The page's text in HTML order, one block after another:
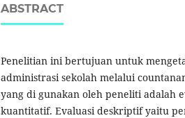
ABSTRACT
Penelitian ini bertujuan untuk
administrasi sekolah melalui
yang di gunakan oleh peneliti adalah
kuantitatif. Evaluasi deskriptif yaitu